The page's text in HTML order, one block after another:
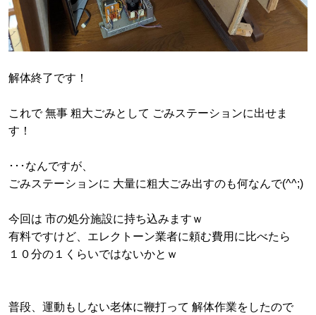
解体終了です！
これで 無事 粗大ごみとして ごみステーションに出せま
す！
･･･なんですが、
ごみステーションに 大量に粗大ごみ出すのも何なんで(^^;)
今回は 市の処分施設に持ち込みますｗ
有料ですけど、エレクトーン業者に頼む費用に比べたら
１０分の１くらいではないかとｗ
普段、運動もしない老体に鞭打って 解体作業をしたので